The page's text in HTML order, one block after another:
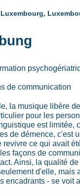
de communication
la musique libère
pour les
est limitée,
de démence, c'est
revivre ce qui avait
façons de
Ainsi, la qualité
d'elle, mais
encadrants - se voit